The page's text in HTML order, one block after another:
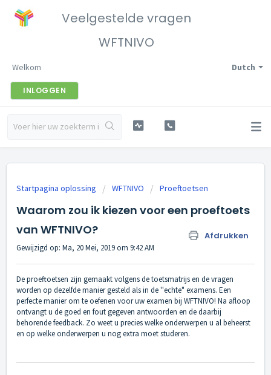
Veelgestelde vragen
WFTNIVO
Dutch
Welkom
INLOGGEN
Startpagina oplossing WFTNIVO Proeftoetsen
Waarom zou ik kiezen voor een proeftoets
van WFTNIVO?
Afdrukken
Gewijzigd op: Ma, 20 Mei, 2019 om 9:42 AM
De proeftoetsen zijn gemaakt volgens de toetsmatrijs en de vragen
worden op dezelfde manier gesteld als in de ''echte" examens. Een
perfecte manier om te oefenen voor uw examen bij WFTNIVO! Na afloop
ontvangt u de goed en fout gegeven antwoorden en de daarbij
behorende feedback. Zo weet u precies welke onderwerpen u al beheerst
en op welke onderwerpen u nog extra moet studeren.